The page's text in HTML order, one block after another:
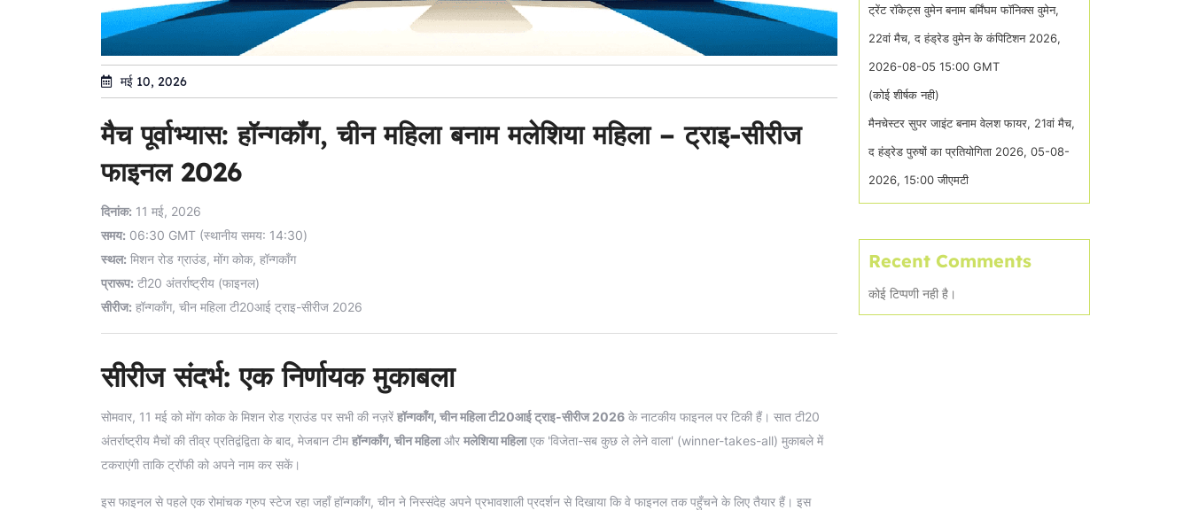
मई 10, 2026
मैच पूर्वाभ्यास: हॉन्गकॉंग, चीन महिला बनाम मलेशिया महिला – ट्राइ-सीरीज
फाइनल 2026
दिनांक: 11 मई, 2026
समय: 06:30 GMT (स्थानीय समय: 14:30)
स्थल: मिशन रोड ग्राउंड, मोंग कोक, हॉन्गकॉंग
प्रारूप: टी20 अंतर्राष्ट्रीय (फाइनल)
सीरीज: हॉन्गकॉंग, चीन महिला टी20आई ट्राइ-सीरीज 2026
सीरीज संदर्भ: एक निर्णायक मुकाबला
सोमवार, 11 मई को मोंग कोक के मिशन रोड ग्राउंड पर सभी की नज़रें हॉन्गकॉंग, चीन महिला टी20आई ट्राइ-सीरीज 2026 के नाटकीय फाइनल पर टिकी हैं। सात टी20
अंतर्राष्ट्रीय मैचों की तीव्र प्रतिद्वंद्विता के बाद, मेजबान टीमहॉन्गकॉंग, चीन महिलाऔर मलेशिया महिलाएक 'विजेता-सब कुछ ले लेने वाला' (winner-takes-all) मुकाबले में
टकराएंगी ताकि ट्रॉफी को अपने नाम कर सकें।
इस फाइनल से पहले एक रोमांचक ग्रुप स्टेज रहा जहाँ हॉन्गकॉंग, चीन ने निस्संदेह अपने प्रभावशाली प्रदर्शन से दिखाया कि वे फाइनल तक पहुँचने के लिए तैयार हैं। इस
ट्रेंट रॉकेट्स वुमेन बनाम बर्मिंघम फॉनिक्स वुमेन,
22वां मैच, द हंड्रेड वुमेन के कंपिटिशन 2026,
2026-08-05 15:00 GMT
(कोई शीर्षक नही)
मैनचेस्टर सुपर जाइंट बनाम वेलश फायर, 21वां मैच,
द हंड्रेड पुरुषों का प्रतियोगिता 2026, 05-08-
2026, 15:00 जीएमटी
Recent Comments
कोई टिप्पणी नही है।